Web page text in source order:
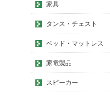
家具
タンス・チェスト
ベッド・マットレス
家電製品
スピーカー